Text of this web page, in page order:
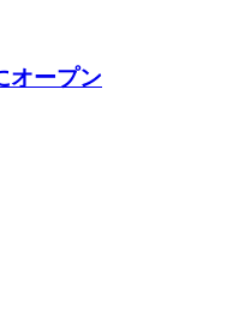
オープン